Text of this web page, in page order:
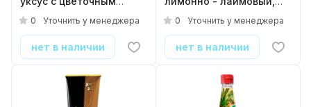
медом (фильтрованный)
0 Уточнить у менеджера
нет в наличии
0.7л
0 Уточнить у менеджера
нет в наличии